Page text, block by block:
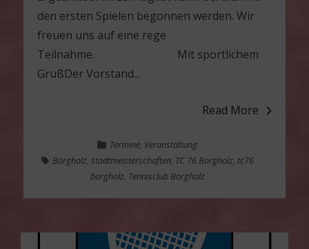
den ersten Spielen begonnen werden. Wir
freuen uns auf eine rege
Teilnahme. Mit sportlichem
GrußDer Vorstand...
Read More
Termine, Veranstaltung
Borgholz, stadtmeisterschaften, TC 76 Borgholz, tc76
borgholz, Tennisclub Borgholz